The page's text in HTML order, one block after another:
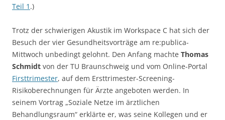
Teil 1 .)
Trotz der schwierigen Akustik im Workspace C hat sich der
Besuch der vier Gesundheitsvorträge am re:publica-
Mittwoch unbedingt gelohnt. Den Anfang machte Thomas
Schmidt von der TU Braunschweig und vom Online-Portal
Firsttrimester, auf dem Ersttrimester-Screening-
Risikoberechnungen für Ärzte angeboten werden. In
seinem Vortrag „Soziale Netze im ärztlichen
Behandlungsraum“ erklärte er, was seine Kollegen und er